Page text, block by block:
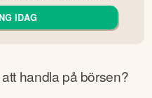
IDAG
handla på börsen?